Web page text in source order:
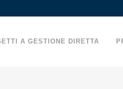
A GESTIONE DIRETTA